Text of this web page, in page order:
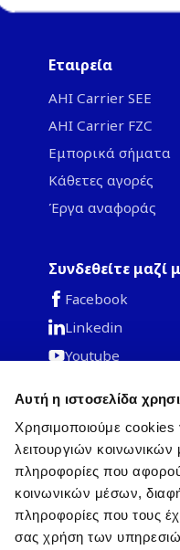
Αυτή η ιστοσελίδα
Χρησιμοποιούμε cookies
λειτουργιών
πληροφορίες που
κοινωνικών μέσων,
πληροφορίες που τους
σας χρήση των
Εταιρεία
ΑΗΙ Carrier SEE
AHI Carrier FZC
Εμπορικά σήματα
Κάθετες αγορές
Έργα αναφοράς
Συνδεθείτε μαζί
Facebook
Linkedin
Youtube
Ν.Α. ΕΥΡΩΠΗΣ
εταιρεία